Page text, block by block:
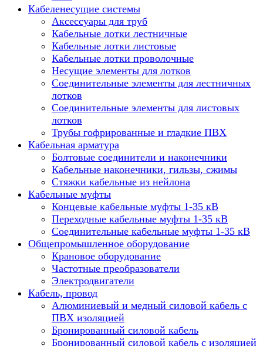
Кабеленесущие системы
Аксессуары для труб
Кабельные лотки лестничные
Кабельные лотки листовые
Кабельные лотки проволочные
Несущие элементы для лотков
Соединительные элементы для лестничных
лотков
Соединительные элементы для листовых
лотков
Трубы гофрированные и гладкие ПВХ
Кабельная арматура
Болтовые соединители и наконечники
Кабельные наконечники, гильзы, сжимы
Стяжки кабельные из нейлона
Кабельные муфты
Концевые кабельные муфты 1-35 кВ
Переходные кабельные муфты 1-35 кВ
Соединительные кабельные муфты 1-35 кВ
Общепромышленное оборудование
Крановое оборудование
Частотные преобразователи
Электродвигатели
Кабель, провод
Алюминиевый и медный силовой кабель с
ПВХ изоляцией
Бронированный силовой кабель
Бронированный силовой кабель с изоляцией